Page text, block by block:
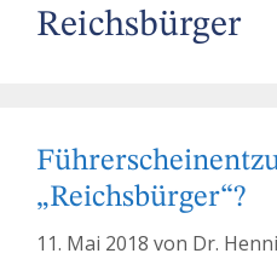
Reichsbürger
„Reichsbürger“?
11. Mai 2018 von Dr.